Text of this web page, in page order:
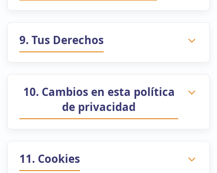
9. Tus Derechos
10. Cambios en esta política
de privacidad
11. Cookies